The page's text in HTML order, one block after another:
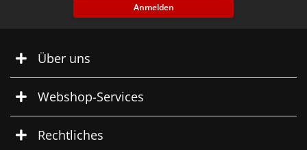
Anmelden
Über uns
Webshop-Services
Rechtliches